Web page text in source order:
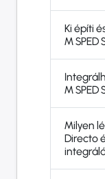
Ki építi
M SPED
M
Milyen
Directo